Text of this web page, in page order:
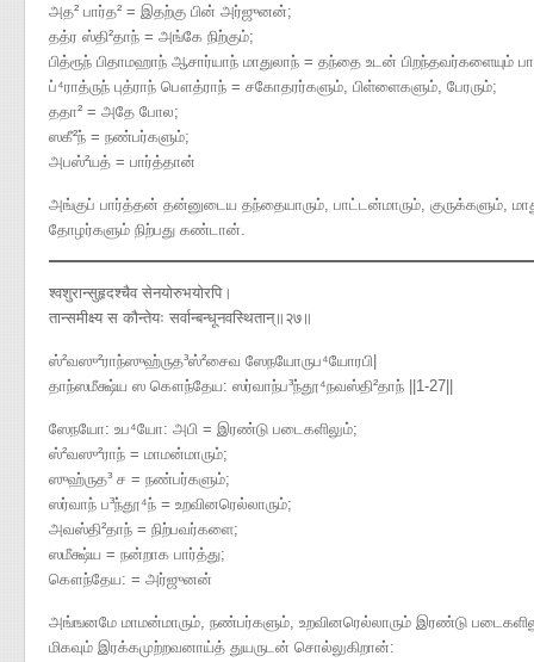
அத² பார்த² = இதற்கு பின் அர்ஜுனன்;
தத்ர ஸ்தி²தாந் = அங்கே நிற்கும்;
பித்ரூந் பிதாமஹாந் ஆசார்யாந் மாதுலாந் = தந்தை உடன் பிறந்தவர்களையும்
ப்⁴ராத்ருந் புத்ராந் பௌத்ராந் = சகோதரர்களும், பிள்ளைகளும், பேரரும்;
ததா² = அதே போல;
ஸகீ²ந் = நண்பர்களும்;
அபஸ்²யத் = பார்த்தான்
அங்குப் பார்த்தன் தன்னுடைய தந்தையாரும், பாட்டன்மாரும், குருக்களும்,
தோழர்களும் நிற்பது கண்டான்.
श्वशुरान्सुहृदश्चैव सेनयोरुभयोरपि।
तान्समीक्ष्य स कौन्तेयः सर्वान्बन्धूनवस्थितान्॥२७॥
ஸ்²வஸு²ராந்ஸுஹ்ருத³ஸ்²சைவ ஸேநயோருப⁴யோரபி|
தாந்ஸமீக்ஷ்ய ஸ கௌந்தேய​: ஸர்வாந்ப³ந்தூ⁴நவஸ்தி²தாந் ||1-27||
ஸேநயோ: உப⁴யோ: அபி = இரண்டு படைகளிலும்;
ஸ்²வஸு²ராந் = மாமன்மாரும்;
ஸுஹ்ருத³ ச = நண்பர்களும்;
ஸர்வாந் ப³ந்தூ⁴ந் = உறவினரெல்லாரும்;
அவஸ்தி²தாந் = நிற்பவர்களை;
ஸமீக்ஷ்ய = நன்றாக பார்த்து;
கௌந்தேய​: = அர்ஜுனன்
அங்ஙனமே மாமன்மாரும், நண்பர்களும், உறவினரெல்லாரும் இரண்டு
மிகவும் இரக்கமுற்றவனாய்த் துயருடன் சொல்லுகிறான்: